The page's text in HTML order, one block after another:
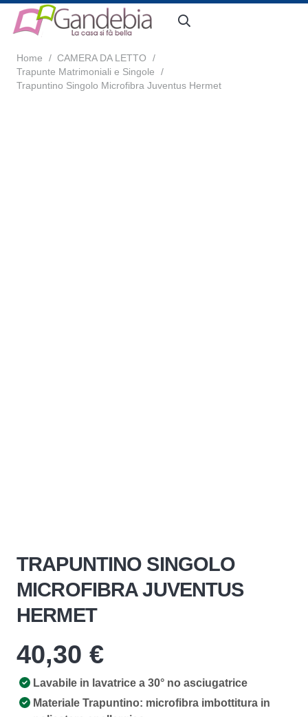
Home / CAMERA DA LETTO
/
Trapunte Matrimoniali e Singole
/
Trapuntino Singolo Microfibra Juventus Hermet
TRAPUNTINO SINGOLO
MICROFIBRA JUVENTUS
HERMET
40,30 €
Lavabile in lavatrice a 30° no asciugatrice
Materiale Trapuntino: microfibra imbottitura in